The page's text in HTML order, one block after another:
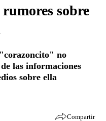
sobre
no
las informaciones
sobre ella
Compartir